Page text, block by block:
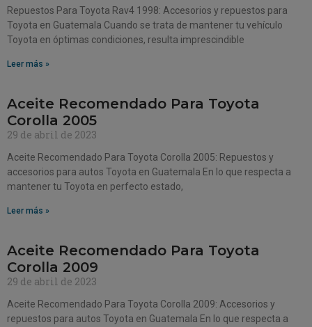
Repuestos Para Toyota Rav4 1998: Accesorios y repuestos para
Toyota en Guatemala Cuando se trata de mantener tu vehículo
Toyota en óptimas condiciones, resulta imprescindible
Leer más »
Aceite Recomendado Para Toyota
Corolla 2005
29 de abril de 2023
Aceite Recomendado Para Toyota Corolla 2005: Repuestos y
accesorios para autos Toyota en Guatemala En lo que respecta a
mantener tu Toyota en perfecto estado,
Leer más »
Aceite Recomendado Para Toyota
Corolla 2009
29 de abril de 2023
Aceite Recomendado Para Toyota Corolla 2009: Accesorios y
repuestos para autos Toyota en Guatemala En lo que respecta a